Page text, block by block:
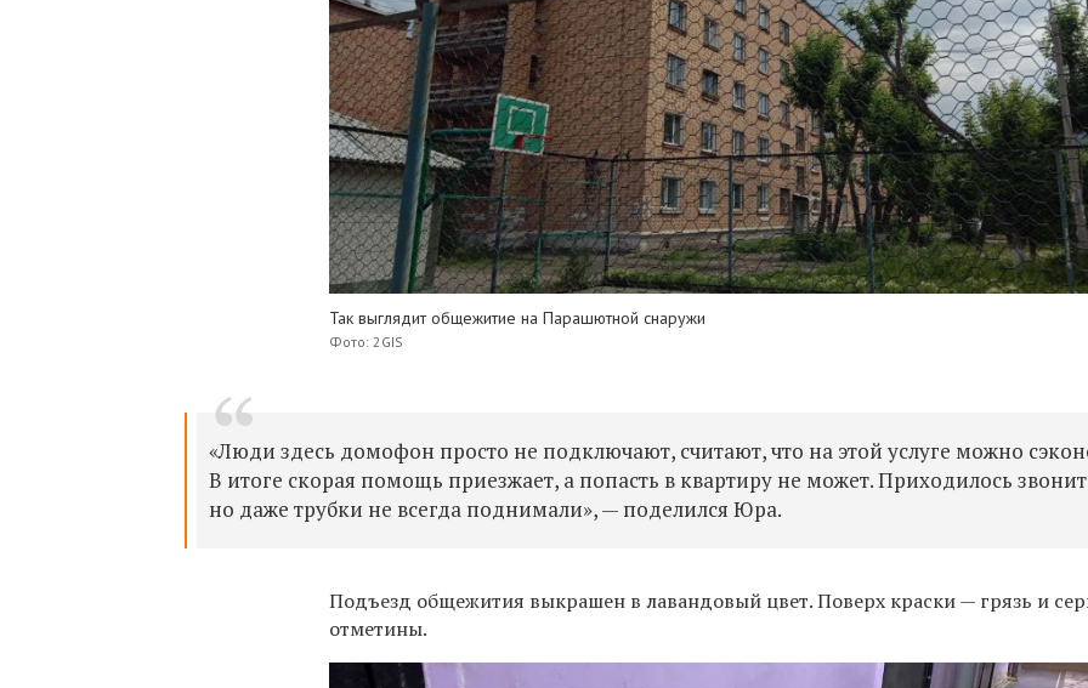
Так выглядит общежитие на Парашютной снаружи
Фото: 2GIS
«Люди здесь домофон просто не подключают, считают, что на этой услуге можно
В итоге скорая помощь приезжает, а попасть в квартиру не может. Приходилось
но даже трубки не всегда поднимали», — поделился Юра.
Подъезд общежития выкрашен в лавандовый цвет. Поверх краски — грязь и
отметины.